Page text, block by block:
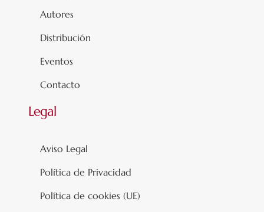
Autores
Distribución
Eventos
Contacto
Legal
Aviso Legal
Política de Privacidad
Política de cookies (UE)